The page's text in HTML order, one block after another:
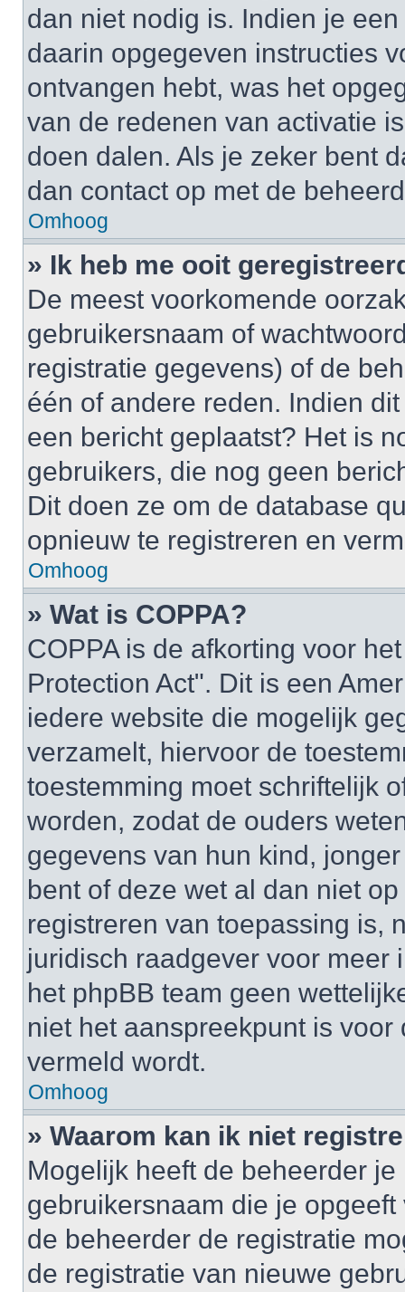
dan niet nodig is. Indien je
daarin opgegeven instructies
ontvangen hebt, was het
van de redenen van activatie
doen dalen. Als je zeker bent
dan contact op met de
Omhoog
» Ik heb me ooit
De meest voorkomende
gebruikersnaam of
registratie gegevens) of de
één of andere reden. Indien
een bericht geplaatst? Het is
gebruikers, die nog geen
Dit doen ze om de database
opnieuw te registreren en
Omhoog
» Wat is COPPA?
COPPA is de afkorting voor
Protection Act". Dit is een
iedere website die mogelijk
verzamelt, hiervoor de
toestemming moet schriftelijk
worden, zodat de ouders
gegevens van hun kind,
bent of deze wet al dan niet
registreren van toepassing is,
juridisch raadgever voor meer
het phpBB team geen
niet het aanspreekpunt is
vermeld wordt.
Omhoog
» Waarom kan ik niet
Mogelijk heeft de beheerder
gebruikersnaam die je
de beheerder de registratie
de registratie van nieuwe